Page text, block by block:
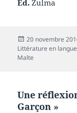
Ed. Zulma
Publié
le
20 novembre
Littérature en
Malte
Une
Garçon »